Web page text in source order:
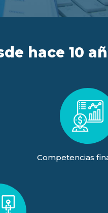
hace 10
Competencias